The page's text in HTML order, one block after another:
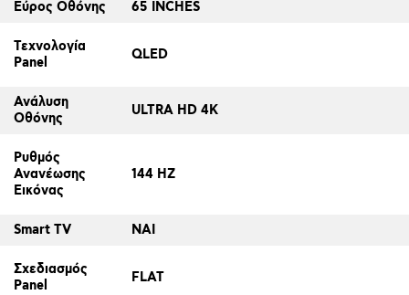
Εύρος Οθόνης 65 INCHES
Τεχνολογία
Panel
QLED
Ανάλυση
Οθόνης
ULTRA HD 4K
Ρυθμός
Ανανέωσης
Εικόνας
144 HZ
Smart TV ΝΑΙ
Σχεδιασμός
Panel
FLAT